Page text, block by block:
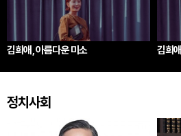
김희애, 아름다운 미소 김희
정치사회